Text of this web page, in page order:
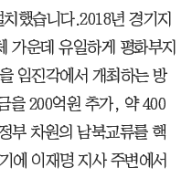
했습니다.2018년 경기지
가운데 유일하게 평화부지
임진각에서 개최하는 방
을 200억원 추가, 약 400
부 차원의 남북교류를 핵
에 이재명 지사 주변에서